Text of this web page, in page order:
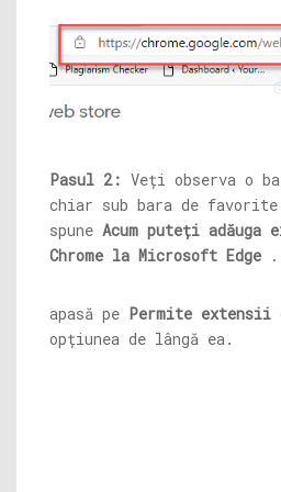
Pasul 2: Veți observa o
chiar sub bara de
spune Acum puteți adăuga
Chrome la Microsoft Edge .
apasă pe Permite extensii
opțiunea de lângă ea.